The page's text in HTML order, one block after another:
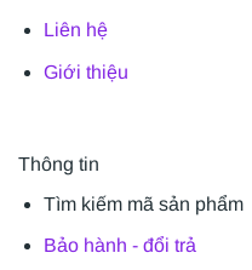
Liên hệ
Giới thiệu
Thông tin
Tìm kiếm mã sản phẩm
Bảo hành - đổi trả